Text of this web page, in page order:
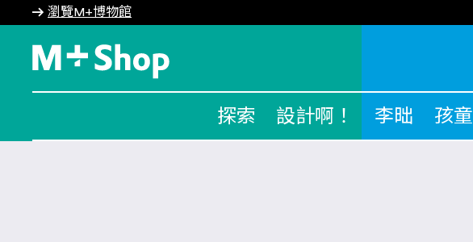
瀏覽M+博物館
探索 設計啊！ 李昢 孩童